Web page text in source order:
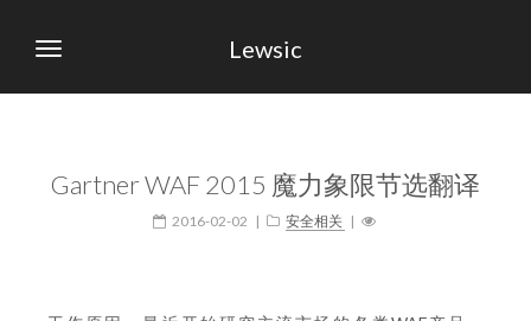
Lewsic
Gartner WAF 2015 魔力象限节选翻译
2016-02-02 | 安全相关 |